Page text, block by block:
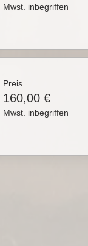
Mwst. inbegriffen
Preis
160,00 €
Mwst. inbegriffen